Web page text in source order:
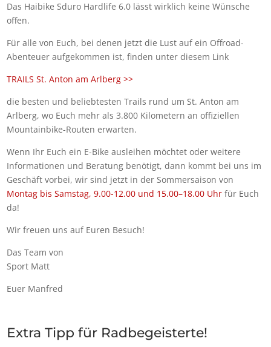
Das Haibike Sduro Hardlife 6.0 lässt wirklich keine Wünsche
offen.
Für alle von Euch, bei denen jetzt die Lust auf ein Offroad-
Abenteuer aufgekommen ist, finden unter diesem Link
TRAILS St. Anton am Arlberg >>
die besten und beliebtesten Trails rund um St. Anton am
Arlberg, wo Euch mehr als 3.800 Kilometern an offiziellen
Mountainbike-Routen erwarten.
Wenn Ihr Euch ein E-Bike ausleihen möchtet oder weitere
Informationen und Beratung benötigt, dann kommt bei uns im
Geschäft vorbei, wir sind jetzt in der Sommersaison von
Montag bis Samstag, 9.00-12.00 und 15.00–18.00 Uhr für Euch
da!
Wir freuen uns auf Euren Besuch!
Das Team von
Sport Matt
Euer Manfred
Extra Tipp für Radbegeisterte!